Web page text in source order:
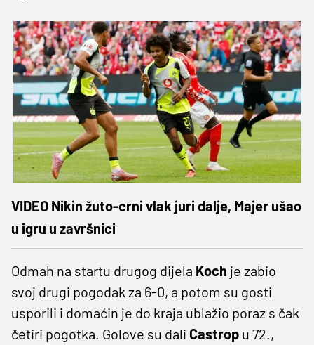
VIDEO Nikin žuto-crni vlak juri dalje, Majer ušao
u igru u završnici
Odmah na startu drugog dijela Koch je zabio
svoj drugi pogodak za 6-0, a potom su gosti
usporili i domaćin je do kraja ublažio poraz s čak
četiri pogotka. Golove su dali Castrop u 72.,